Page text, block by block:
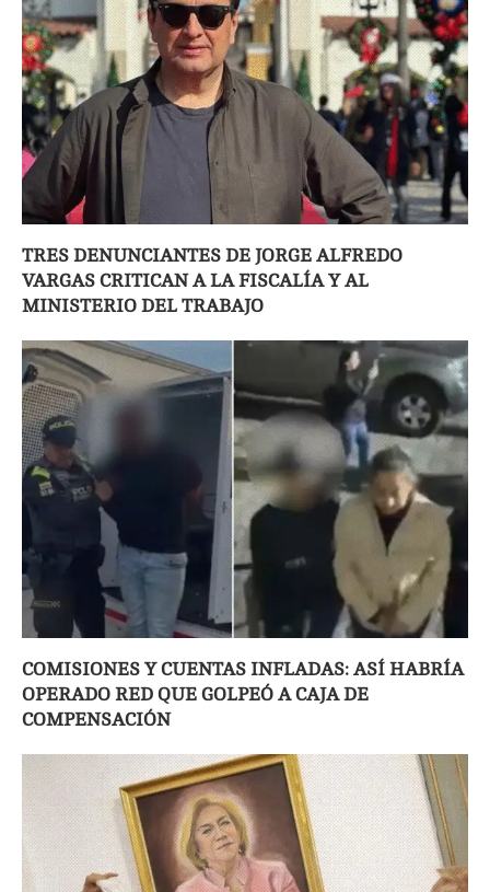
TRES DENUNCIANTES DE JORGE ALFREDO
VARGAS CRITICAN A LA FISCALÍA Y AL
MINISTERIO DEL TRABAJO
COMISIONES Y CUENTAS INFLADAS: ASÍ HABRÍA
OPERADO RED QUE GOLPEÓ A CAJA DE
COMPENSACIÓN